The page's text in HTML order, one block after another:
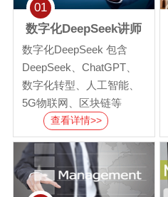
01
数字化DeepSeek讲师
数字化DeepSeek 包含
DeepSeek、ChatGPT、
数字化转型、人工智能、
5G物联网、区块链等
查看详情>>